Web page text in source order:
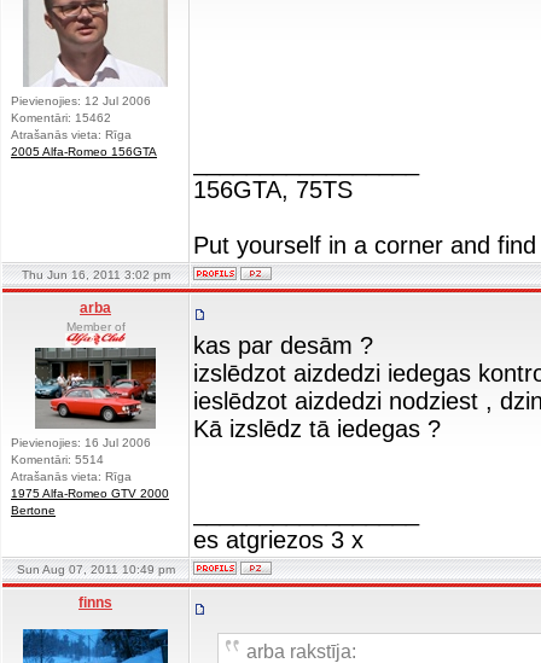
Pievienojies: 12 Jul 2006
Komentāri: 15462
Atrašanās vieta: Rīga
2005 Alfa-Romeo 156GTA
156GTA, 75TS
Put yourself in a corner and
Thu Jun 16, 2011 3:02 pm
arba
Member of
Pievienojies: 16 Jul 2006
Komentāri: 5514
Atrašanās vieta: Rīga
1975 Alfa-Romeo GTV 2000
Bertone
kas par desām ?
izslēdzot aizdedzi iedegas
ieslēdzot aizdedzi nodziest ,
Kā izslēdz tā iedegas ?
es atgriezos 3 x
Sun Aug 07, 2011 10:49 pm
finns
arba rakstīja: